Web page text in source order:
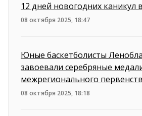
12 дней новогодних каникул
08 октября 2025, 18:47
Юные баскетболисты
завоевали серебряные
межрегионального
08 октября 2025, 18:18